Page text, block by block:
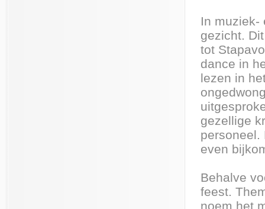
In muziek-
gezicht.
tot
dance in
lezen in
gezellige
personeel.
even
Behalve
feest.
noem het